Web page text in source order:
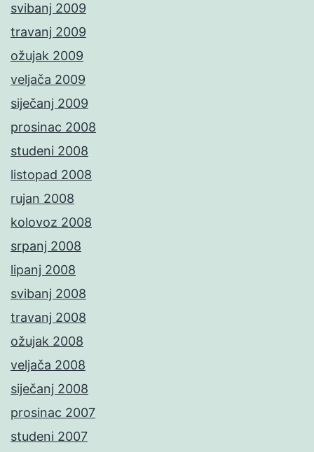
svibanj 2009
travanj 2009
ožujak 2009
veljača 2009
siječanj 2009
prosinac 2008
studeni 2008
listopad 2008
rujan 2008
kolovoz 2008
srpanj 2008
lipanj 2008
svibanj 2008
travanj 2008
ožujak 2008
veljača 2008
siječanj 2008
prosinac 2007
studeni 2007